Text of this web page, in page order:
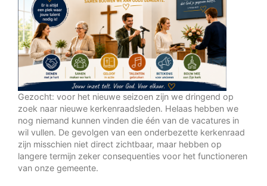
Gezocht: voor het nieuwe seizoen zijn we dringend op
zoek naar nieuwe kerkenraadsleden. Helaas hebben we
nog niemand kunnen vinden die één van de vacatures in
wil vullen. De gevolgen van een onderbezette kerkenraad
zijn misschien niet direct zichtbaar, maar hebben op
langere termijn zeker consequenties voor het functioneren
van onze gemeente.